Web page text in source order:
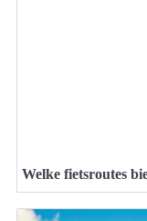
Welke fietsroutes